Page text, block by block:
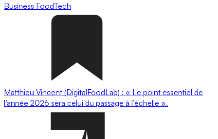
Business FoodTech
Matthieu Vincent (DigitalFoodLab) : « Le point essentiel de
l’année 2026 sera celui du passage à l’échelle ».